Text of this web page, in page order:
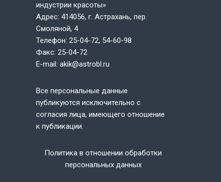
индустрии красоты»
Адрес: 414056, г. Астрахань, пер.
Смоляной, 4
Телефон: 25-04-72, 54-60-98
Факс: 25-04-72
E-mail: akik@astrobl.ru
Все персональные данные
публикуются исключительно с
согласия лица, имеющего отношение
к публикации.
Политика в отношении обработки
персональных данных